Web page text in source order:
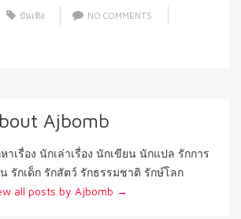
บันเทิง NO COMMENTS
Ajbomb
าเรื่อง นักเล่าเรื่อง นักเขียน นักแปล รักการ
รักเด็ก รักสัตว์ รักธรรมชาติ รักษ์โลก
all posts by Ajbomb →